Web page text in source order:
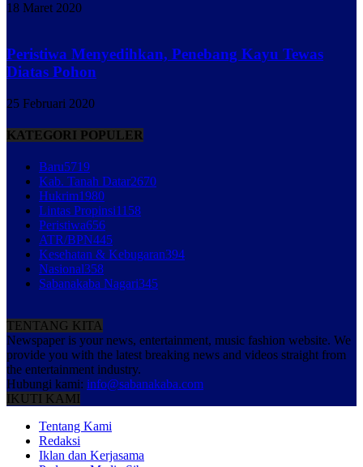
18 Maret 2020
Peristiwa Menyedihkan, Penebang Kayu Tewas
Diatas Pohon
25 Februari 2020
KATEGORI POPULER
Baru5719
Kab. Tanah Datar2670
Hukrim1980
Lintas Propinsi1158
Peristiwa656
ATR/BPN445
Kesehatan & Kebugaran394
Nasional358
Sabanakaba Nagari345
TENTANG KITA
Newspaper is your news, entertainment, music fashion website. We
provide you with the latest breaking news and videos straight from
the entertainment industry.
Hubungi kami: info@sabanakaba.com
IKUTI KAMI
Tentang Kami
Redaksi
Iklan dan Kerjasama